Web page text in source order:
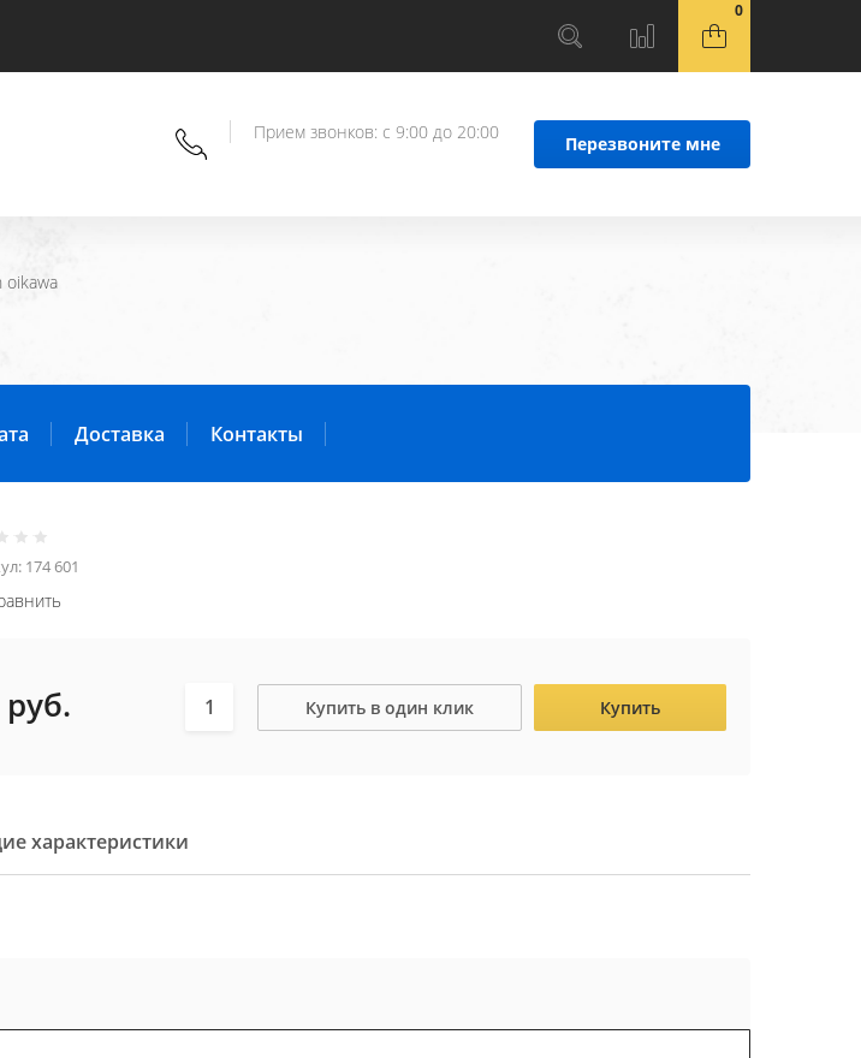
0
Прием звонков: с 9:00 до 20:00
Перезвоните мне
oikawa
Доставка Контакты
174 601
руб. Купить в один клик Купить
характеристики